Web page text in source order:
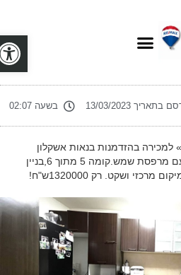
בתאריך 13/03/2023 בשעה 02:07
למכירה בהזדמנות בנאות אשקלון
המבוקשת,דירת 4 חד' משופצת עם מרפסת שמש.קומה 5 מתוך 6,בניין
ושקט. רק 1320000ש"ח!
פתח